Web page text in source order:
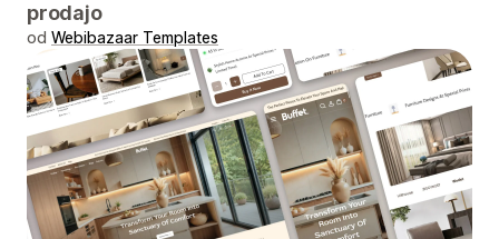
prodajo
od Webibazaar Templates